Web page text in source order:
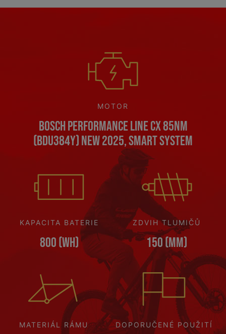
MOTOR
Bosch Performance Line CX 85Nm
(BDU384Y) NEW 2025, Smart System
KAPACITA BATERIE
800 (Wh)
ZDVIH TLUMIČŮ
150 (mm)
MATERIÁL RÁMU DOPORUČENÉ POUŽITÍ